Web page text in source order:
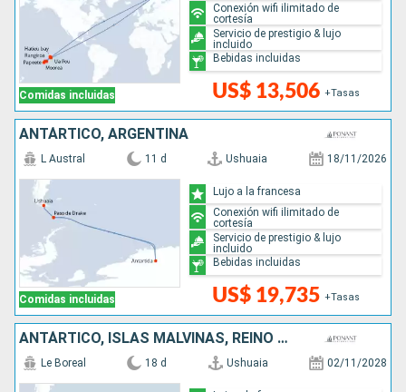
Comidas incluidas US$ 13,506 +Tasas
Conexión wifi ilimitado de
cortesía
Servicio de prestigio & lujo
incluido
Bebidas incluidas
ANTÁRTICO, ARGENTINA
Comidas incluidas
L Austral 11 d Ushuaia 18/11/2026
US$ 19,735 +Tasas
Lujo a la francesa
Conexión wifi ilimitado de
cortesía
Servicio de prestigio & lujo
incluido
Bebidas incluidas
ANTÁRTICO, ISLAS MALVINAS, REINO UNIDO, ARGENTINA
Le Boreal 18 d Ushuaia 02/11/2028